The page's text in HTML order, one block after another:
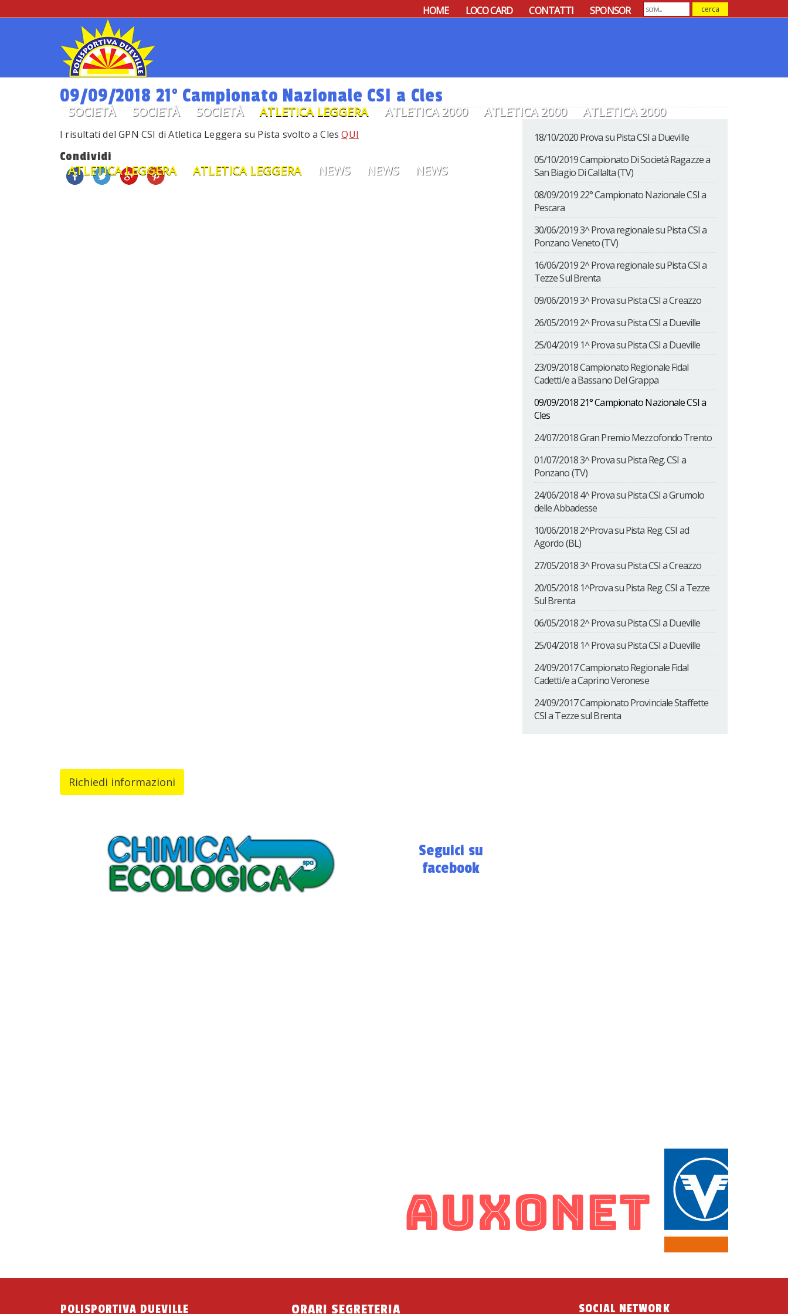
HOME LOCO CARD CONTATTI SPONSOR
SOCIETÀ SOCIETÀ SOCIETÀ ATLETICA LEGGERA ATLETICA 2000 ATLETICA 2000 ATLETICA 2000
ATLETICA LEGGERA ATLETICA LEGGERA NEWS NEWS NEWS
09/09/2018 21° Campionato Nazionale CSI a Cles
I risultati del GPN CSI di Atletica Leggera su Pista svolto a ClesQUI
Condividi
18/10/2020 Prova su Pista CSI a Dueville
05/10/2019 Campionato Di Società Ragazze a
San Biagio Di Callalta (TV)
08/09/2019 22° Campionato Nazionale CSI a
Pescara
30/06/2019 3^ Prova regionale su Pista CSI a
Ponzano Veneto (TV)
16/06/2019 2^ Prova regionale su Pista CSI a
Tezze Sul Brenta
09/06/2019 3^ Prova su Pista CSI a Creazzo
26/05/2019 2^ Prova su Pista CSI a Dueville
25/04/2019 1^ Prova su Pista CSI a Dueville
23/09/2018 Campionato Regionale Fidal
Cadetti/e a Bassano Del Grappa
09/09/2018 21° Campionato Nazionale CSI a
Cles
24/07/2018 Gran Premio Mezzofondo Trento
01/07/2018 3^ Prova su Pista Reg. CSI a
Ponzano (TV)
24/06/2018 4^ Prova su Pista CSI a Grumolo
delle Abbadesse
10/06/2018 2^Prova su Pista Reg. CSI ad
Agordo (BL)
27/05/2018 3^ Prova su Pista CSI a Creazzo
20/05/2018 1^Prova su Pista Reg. CSI a Tezze
Sul Brenta
06/05/2018 2^ Prova su Pista CSI a Dueville
25/04/2018 1^ Prova su Pista CSI a Dueville
24/09/2017 Campionato Regionale Fidal
Cadetti/e a Caprino Veronese
24/09/2017 Campionato Provinciale Staffette
CSI a Tezze sul Brenta
Seguici su
facebook
POLISPORTIVA DUEVILLE ORARI SEGRETERIA SOCIAL NETWORK